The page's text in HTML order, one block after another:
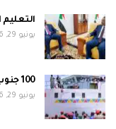
يونيو 29, 2026
100 جنوب سوداني عالقون بين وادي حلفا وأسوان
يونيو 29, 2026